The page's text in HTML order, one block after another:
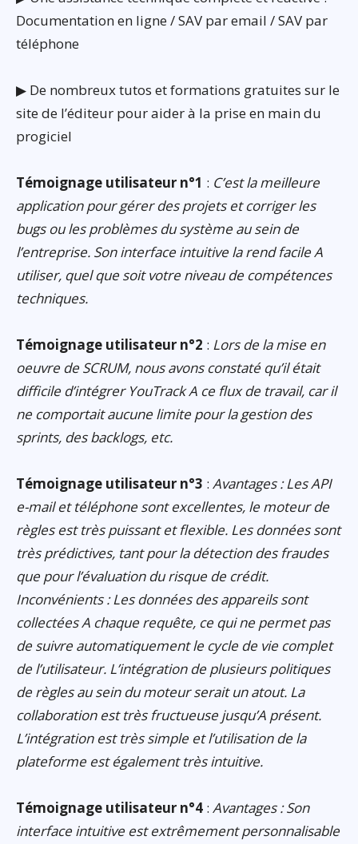
Documentation en ligne / SAV par email / SAV par
téléphone
▶ De nombreux tutos et formations gratuites sur le
site de l’éditeur pour aider à la prise en main du
progiciel
Témoignage utilisateur n°1 : C’est la meilleure
application pour gérer des projets et corriger les
bugs ou les problèmes du système au sein de
l’entreprise. Son interface intuitive la rend facile A
utiliser, quel que soit votre niveau de compétences
techniques.
Témoignage utilisateur n°2 : Lors de la mise en
oeuvre de SCRUM, nous avons constaté qu’il était
difficile d’intégrer YouTrack A ce flux de travail, car il
ne comportait aucune limite pour la gestion des
sprints, des backlogs, etc.
Témoignage utilisateur n°3 : Avantages : Les API
e-mail et téléphone sont excellentes, le moteur de
règles est très puissant et flexible. Les données sont
très prédictives, tant pour la détection des fraudes
que pour l’évaluation du risque de crédit.
Inconvénients : Les données des appareils sont
collectées A chaque requête, ce qui ne permet pas
de suivre automatiquement le cycle de vie complet
de l’utilisateur. L’intégration de plusieurs politiques
de règles au sein du moteur serait un atout. La
collaboration est très fructueuse jusqu’A présent.
L’intégration est très simple et l’utilisation de la
plateforme est également très intuitive.
Témoignage utilisateur n°4 : Avantages : Son
interface intuitive est extrêmement personnalisable